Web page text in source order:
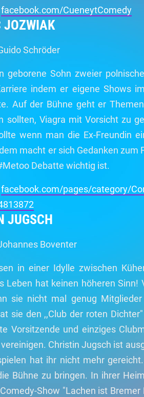
facebook.com/CueneytComedy
JOZWIAK
Schröder
geborene Sohn zweier
indem er eigene Shows
Auf der Bühne geht er
sollten, Viagra mit Vorsicht zu
wenn man die Ex-Freundin
macht er sich Gedanken zum
Debatte wichtig ist.
facebook.com/pages/category/
JUGSCH
Boventer
in einer Idylle zwischen
Leben hat keinen höheren Sinn!
sie nicht mal genug
sie den ,,Club der roten
Vorsitzende und einziges
Christin Jugsch ist
hat ihr nicht mehr
Bühne zu bringen. In ihrer
Show "Lachen ist